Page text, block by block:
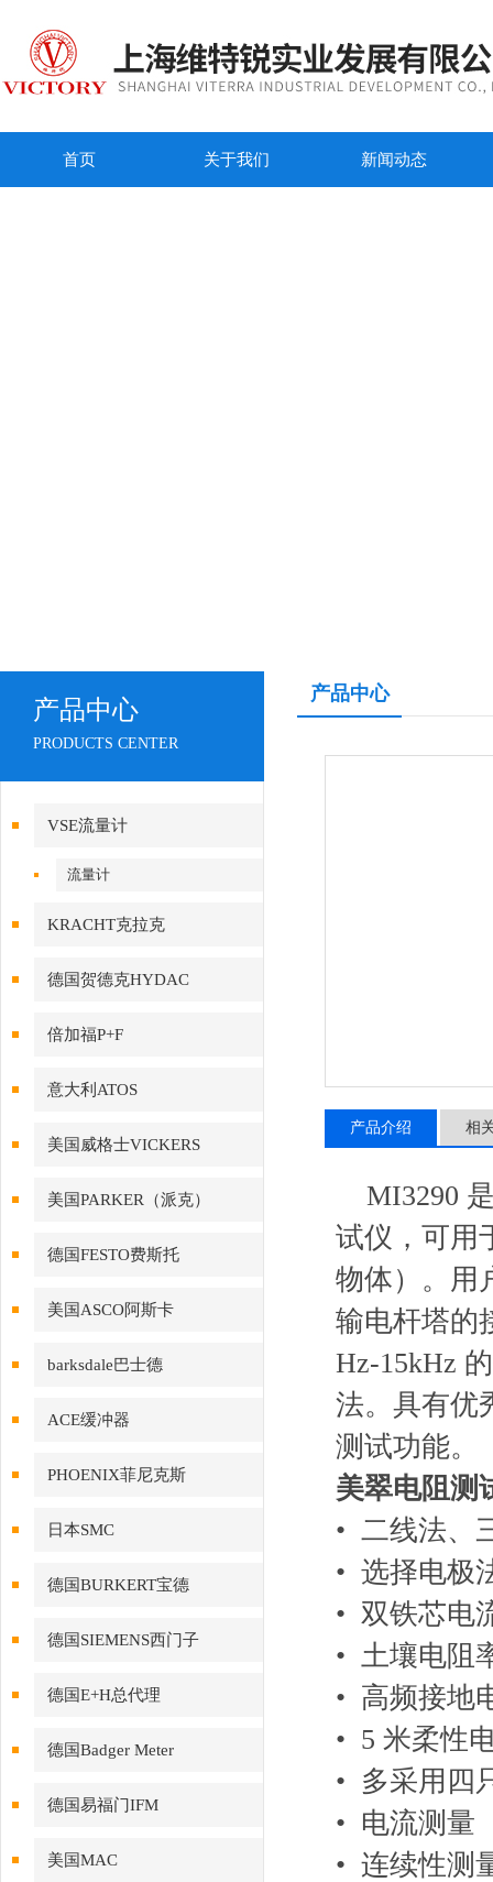
首页 关于我们 新闻动态
产品中心
PRODUCTS CENTER
VSE流量计
流量计
KRACHT克拉克
德国贺德克HYDAC
倍加福P+F
意大利ATOS
美国威格士VICKERS
美国PARKER（派克）
德国FESTO费斯托
美国ASCO阿斯卡
barksdale巴士德
ACE缓冲器
PHOENIX菲尼克斯
日本SMC
德国BURKERT宝德
德国SIEMENS西门子
德国E+H总代理
德国Badger Meter
德国易福门IFM
美国MAC
产品中心
产品介绍 相
MI3290
试仪，可用
物体）。用
输电杆塔的
Hz-15kHz
法。具有优
测试功能。
美翠电阻测
• 二线法、
• 选择电极
• 双铁芯电
• 土壤电阻
• 高频接地
• 5 米柔性
• 多采用四
• 电流测量
• 连续性测